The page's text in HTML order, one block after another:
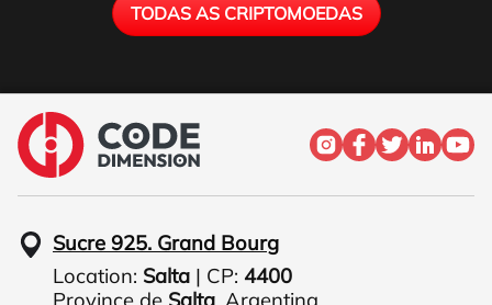
TODAS AS CRIPTOMOEDAS
Sucre 925. Grand Bourg
Location: Salta | CP: 4400